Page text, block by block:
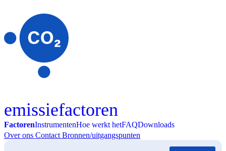
emissiefactoren
FactorenInstrumentenHoe werkt hetFAQDownloads
Over ons Contact Bronnen/uitgangspunten